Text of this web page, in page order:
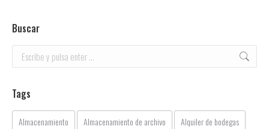
Buscar
Buscar:
Tags
Almacenamiento Almacenamiento de archivo
Alquiler de bodegas